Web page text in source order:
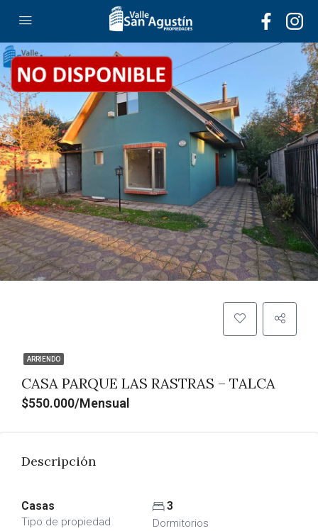
ARRIENDO
CASA PARQUE LAS RASTRAS – TALCA
$550.000/Mensual
Descripción
Casas
Tipo de propiedad
3
Dormitorios